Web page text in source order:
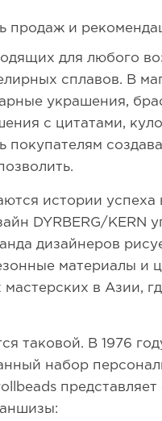
продаж и
для любого
сплавов. В
украшения,
с цитатами,
истории успеха
DYRBERG/KERN
дизайнеров
материалы и
в Азии,
таковой. В 1976
набор
представляет